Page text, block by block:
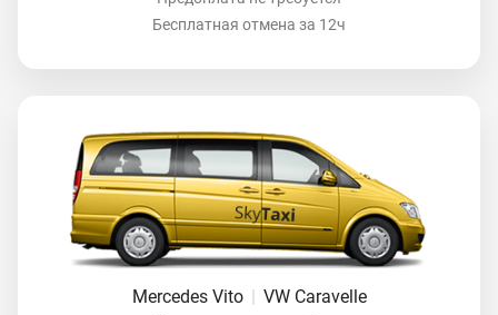
Бесплатная отмена за 12ч
Mercedes Vito VW Caravelle